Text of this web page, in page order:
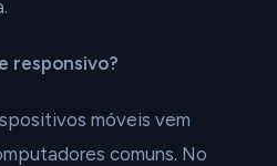
responsivo?
móveis vem
comuns. No